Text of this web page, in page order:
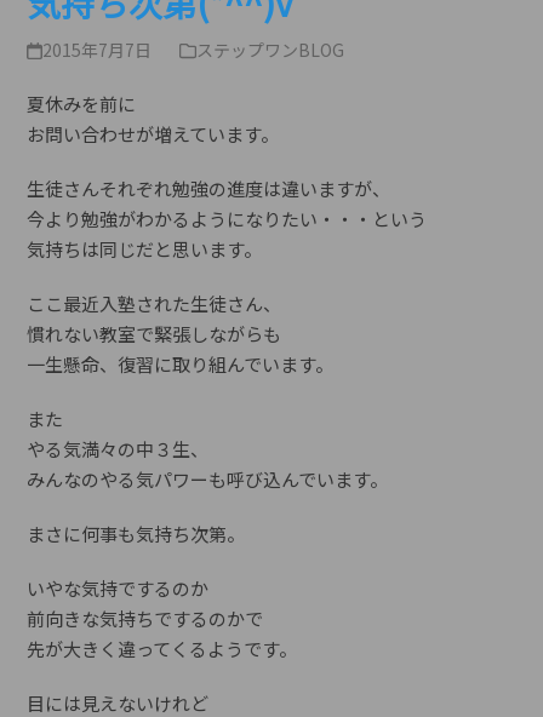
2015年7月7日 ステップワンBLOG
夏休みを前に
お問い合わせが増えています。
生徒さんそれぞれ勉強の進度は違いますが、
今より勉強がわかるようになりたい・・・という
気持ちは同じだと思います。
ここ最近入塾された生徒さん、
慣れない教室で緊張しながらも
一生懸命、復習に取り組んでいます。
また
やる気満々の中３生、
みんなのやる気パワーも呼び込んでいます。
まさに何事も気持ち次第。
いやな気持でするのか
前向きな気持ちでするのかで
先が大きく違ってくるようです。
目には見えないけれど